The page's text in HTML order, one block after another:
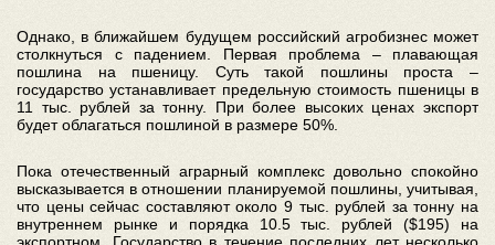
Однако, в ближайшем будущем российский агробизнес может
столкнуться с падением. Первая проблема – плавающая
пошлина на пшеницу. Суть такой пошлины проста –
государство устанавливает предельную стоимость пшеницы в
11 тыс. рублей за тонну. При более высоких ценах экспорт
будет облагаться пошлиной в размере 50%.
Пока отечественный аграрный комплекс довольно спокойно
высказывается в отношении планируемой пошлины, учитывая,
что цены сейчас составляют около 9 тыс. рублей за тонну на
внутреннем рынке и порядка 10.5 тыс. рублей ($195) на